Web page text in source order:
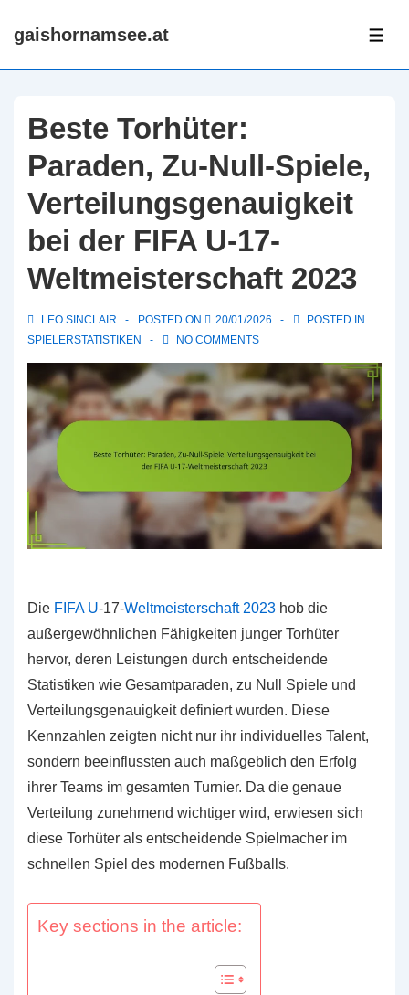
Skipgaishornamsee.at
Beste Torhüter:
Paraden, Zu-Null-Spiele,
Verteilungsgenauigkeit
bei der FIFA U-17-
Weltmeisterschaft 2023
LEO SINCLAIR POSTED ON 20/01/2026
POSTED IN
SPIELERSTATISTIKEN
NO COMMENTS
Die FIFA U-17-Weltmeisterschaft 2023 hob die
außergewöhnlichen Fähigkeiten junger Torhüter
hervor, deren Leistungen durch entscheidende
Statistiken wie Gesamtparaden, zu Null Spiele und
Verteilungsgenauigkeit definiert wurden. Diese
Kennzahlen zeigten nicht nur ihr individuelles Talent,
sondern beeinflussten auch maßgeblich den Erfolg
ihrer Teams im gesamten Turnier. Da die genaue
Verteilung zunehmend wichtiger wird, erwiesen sich
diese Torhüter als entscheidende Spielmacher im
schnellen Spiel des modernen Fußballs.
Key sections in the article: